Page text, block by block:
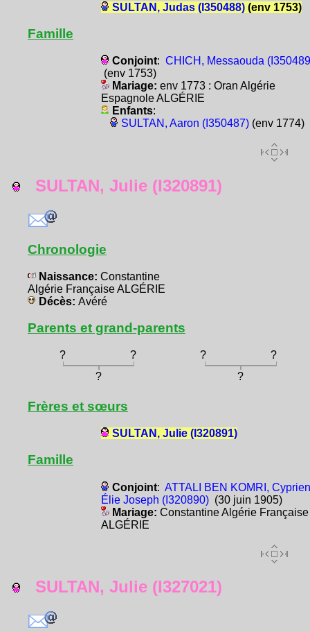
SULTAN, Judas (I350488)(env 1753)
Famille
Conjoint: CHICH, Messaouda
(env 1753)
Mariage: env 1773 : Oran Algérie
Espagnole ALGÉRIE
Enfants:
SULTAN, Aaron (I350487)(env 1774)
SULTAN, Julie (I320891)
Chronologie
Naissance: Constantine
Algérie Française ALGÉRIE
Décès: Avéré
Parents et grand-parents
? ? ?
?
?
?
Frères et sœurs
SULTAN, Julie (I320891)
Famille
Conjoint: ATTALI BEN KOMRI, Cyprien
Élie Joseph (I320890)(30 juin 1905)
Mariage: Constantine Algérie Française
ALGÉRIE
SULTAN, Julie (I327021)